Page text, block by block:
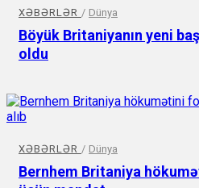
XƏBƏRLƏR / Dünya
Böyük Britaniyanın yeni
oldu
XƏBƏRLƏR / Dünya
Bernhem Britaniya